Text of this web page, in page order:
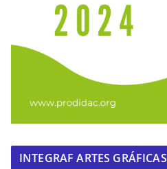
INTEGRAF ARTES GRÁFICAS